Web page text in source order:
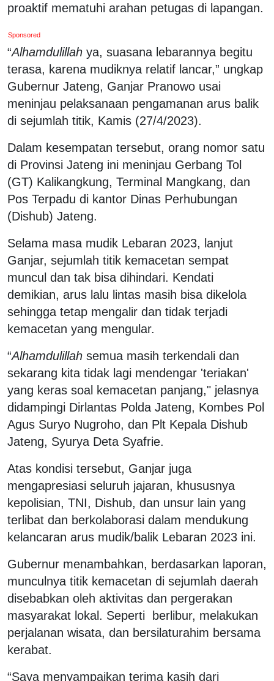
proaktif mematuhi arahan petugas di lapangan.
Sponsored
“Alhamdulillah ya, suasana lebarannya begitu
terasa, karena mudiknya relatif lancar,” ungkap
Gubernur Jateng, Ganjar Pranowo usai
meninjau pelaksanaan pengamanan arus balik
di sejumlah titik, Kamis (27/4/2023).
Dalam kesempatan tersebut, orang nomor satu
di Provinsi Jateng ini meninjau Gerbang Tol
(GT) Kalikangkung, Terminal Mangkang, dan
Pos Terpadu di kantor Dinas Perhubungan
(Dishub) Jateng.
Selama masa mudik Lebaran 2023, lanjut
Ganjar, sejumlah titik kemacetan sempat
muncul dan tak bisa dihindari. Kendati
demikian, arus lalu lintas masih bisa dikelola
sehingga tetap mengalir dan tidak terjadi
kemacetan yang mengular.
“Alhamdulillah semua masih terkendali dan
sekarang kita tidak lagi mendengar 'teriakan'
yang keras soal kemacetan panjang," jelasnya
didampingi Dirlantas Polda Jateng, Kombes Pol
Agus Suryo Nugroho, dan Plt Kepala Dishub
Jateng, Syurya Deta Syafrie.
Atas kondisi tersebut, Ganjar juga
mengapresiasi seluruh jajaran, khususnya
kepolisian, TNI, Dishub, dan unsur lain yang
terlibat dan berkolaborasi dalam mendukung
kelancaran arus mudik/balik Lebaran 2023 ini.
Gubernur menambahkan, berdasarkan laporan,
munculnya titik kemacetan di sejumlah daerah
disebabkan oleh aktivitas dan pergerakan
masyarakat lokal. Seperti berlibur, melakukan
perjalanan wisata, dan bersilaturahim bersama
kerabat.
“Saya menyampaikan terima kasih dari